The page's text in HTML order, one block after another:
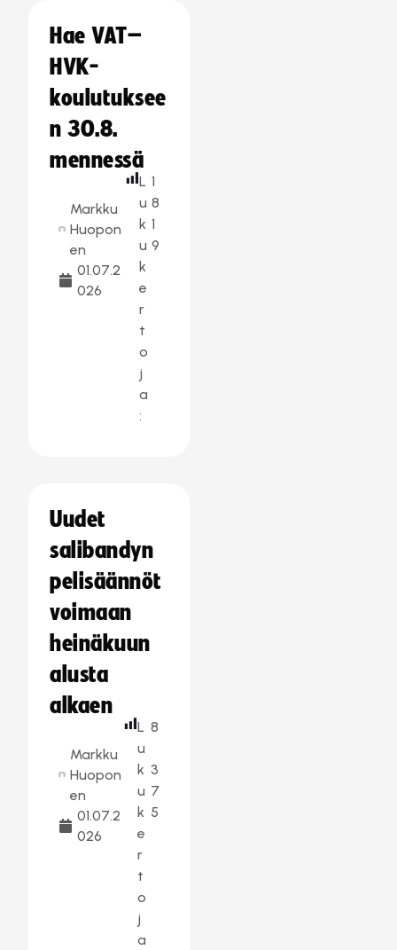
Hae VAT–
HVK-
koulutuksee
n 30.8.
mennessä
Markku
Huopon
en
01.07.2
026
L
u
k
u
k
e
r
t
o
j
a
:
1
8
1
9
Uudet
salibandyn
pelisäännöt
voimaan
heinäkuun
alusta
alkaen
Markku
Huopon
en
01.07.2
026
L
u
k
u
k
e
r
t
o
j
a
8
3
7
5